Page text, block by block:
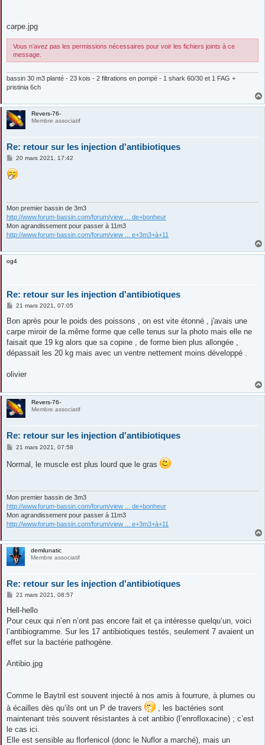
carpe.jpg
Vous n’avez pas les permissions nécessaires pour voir les fichiers joints à ce
message.
bassin 30 m3 planté - 23 kois - 2 filtrations en pompé - 1 shark 60/30 et 1 FAG +
pristinia 6ch
Revers-76-
Membre associatif
Re: retour sur les injection d'antibiotiques
M
s
s
20 mars 2021, 17:42
Mon premier bassin de 3m3
http://www.forum-bassin.com/forum/view ... de+bonheur
Mon agrandissement pour passer à 11m3
http://www.forum-bassin.com/forum/view ... e+3m3+à+11
og4
Re: retour sur les injection d'antibiotiques
M
s
a
g
21 mars 2021, 07:05
Bon après pour le poids des poissons , on est vite étonné , j'avais une
carpe miroir de la même forme que celle tenus sur la photo mais elle ne
faisait que 19 kg alors que sa copine , de forme bien plus allongée ,
dépassait les 20 kg mais avec un ventre nettement moins développé .
olivier
Revers-76-
Membre associatif
Re: retour sur les injection d'antibiotiques
M
s
21 mars 2021, 07:58
Normal, le muscle est plus lourd que le gras
Mon premier bassin de 3m3
http://www.forum-bassin.com/forum/view ... de+bonheur
Mon agrandissement pour passer à 11m3
http://www.forum-bassin.com/forum/view ... e+3m3+à+11
demilunatic
Membre associatif
Re: retour sur les injection d'antibiotiques
M
s
a
g
21 mars 2021, 08:57
Hell-hello
Pour ceux qui n’en n’ont pas encore fait et ça intéresse quelqu’un, voici
l’antibiogramme. Sur les 17 antibiotiques testés, seulement 7 avaient un
effet sur la bactérie pathogène.
Antibio.jpg
Comme le Baytril est souvent injecté à nos amis à fourrure, à plumes ou
à écailles dès qu’ils ont un P de travers
, les bactéries sont
maintenant très souvent résistantes à cet antibio (l’enrofloxacine) ; c’est
le cas ici.
Elle est sensible au florfenicol (donc le Nuflor a marché), mais un